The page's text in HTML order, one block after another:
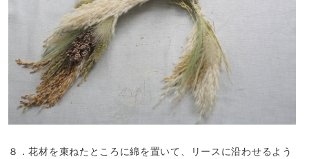
８．花材を束ねたところに綿を置いて、リースに沿わせるよう